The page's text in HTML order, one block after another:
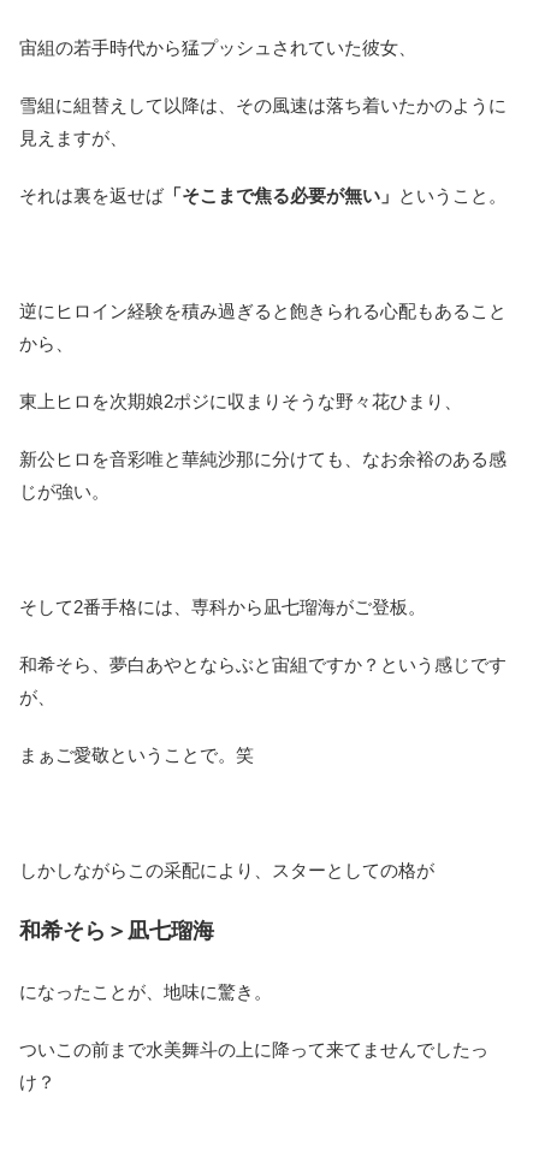
宙組の若手時代から猛プッシュされていた彼女、
雪組に組替えして以降は、その風速は落ち着いたかのように
見えますが、
それは裏を返せば「そこまで焦る必要が無い」 ということ。
逆にヒロイン経験を積み過ぎると飽きられる心配もあること
から、
東上ヒロを次期娘2ポジに収まりそうな野々花ひまり、
新公ヒロを音彩唯と華純沙那に分けても、なお余裕のある感
じが強い。
そして2番手格には、専科から凪七瑠海がご登板。
和希そら、夢白あやとならぶと宙組ですか？という感じです
が、
まぁご愛敬ということで。笑
しかしながらこの采配により、スターとしての格が
和希そら＞凪七瑠海
になったことが、地味に驚き。
ついこの前まで水美舞斗の上に降って来てませんでしたっ
け？